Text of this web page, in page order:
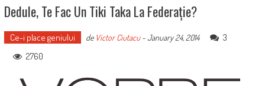
Dedule, Te Fac Un Tiki Taka La Federație?
Ce-i place geniului de Victor Ciutacu-January 24, 2014
3
2760